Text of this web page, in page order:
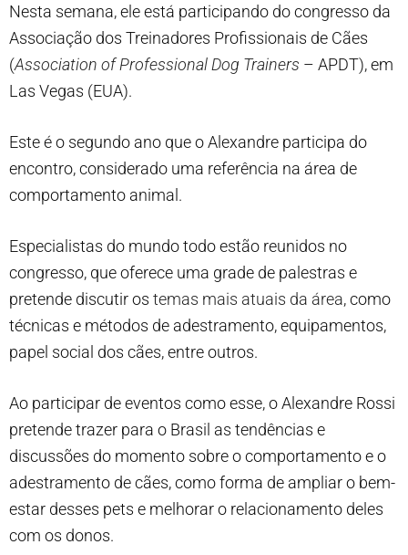
Nesta semana, ele está participando do congresso da
Associação dos Treinadores Profissionais de Cães
(Association of Professional Dog Trainers – APDT), em
Las Vegas (EUA).
Este é o segundo ano que o Alexandre participa do
encontro, considerado uma referência na área de
comportamento animal.
Especialistas do mundo todo estão reunidos no
congresso, que oferece uma grade de palestras e
pretende discutir os temas mais atuais da área, como
técnicas e métodos de adestramento, equipamentos,
papel social dos cães, entre outros.
Ao participar de eventos como esse, o Alexandre Rossi
pretende trazer para o Brasil as tendências e
discussões do momento sobre o comportamento e o
adestramento de cães, como forma de ampliar o bem-
estar desses pets e melhorar o relacionamento deles
com os donos.